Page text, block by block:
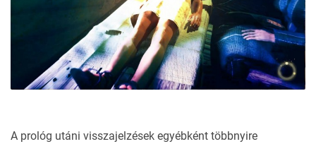
A prológ utáni visszajelzések egyébként többnyire